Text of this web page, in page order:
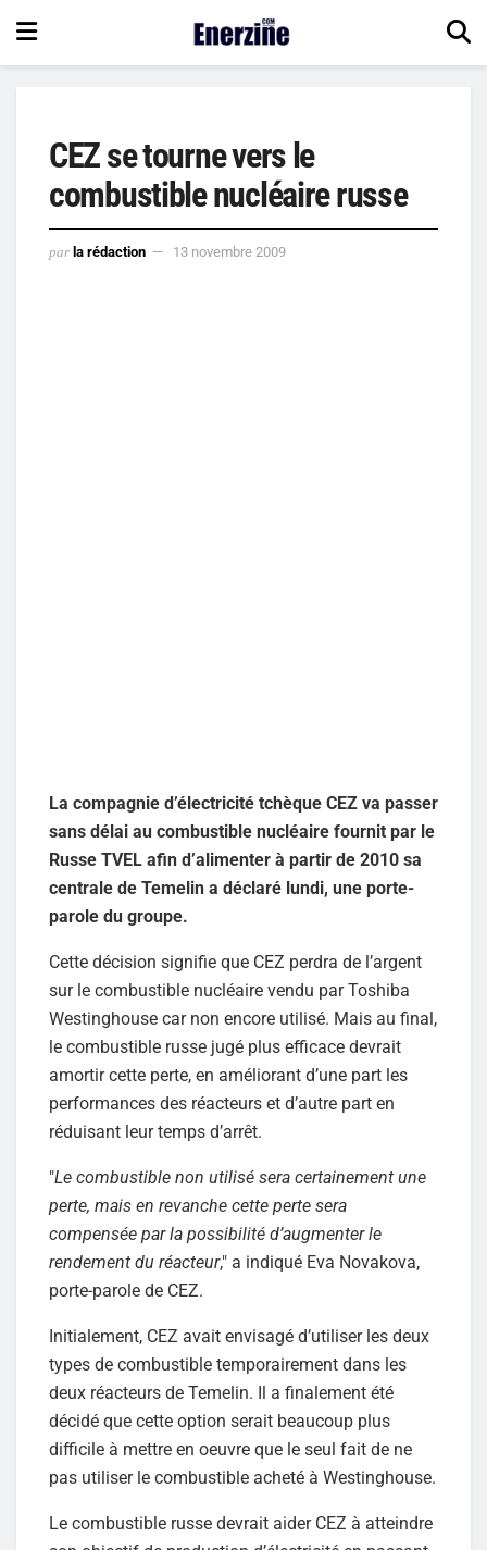
CEZ se tourne vers le
combustible nucléaire russe
par la rédaction 13 novembre 2009
La compagnie d’électricité tchèque CEZ va passer
sans délai au combustible nucléaire fournit par le
Russe TVEL afin d’alimenter à partir de 2010 sa
centrale de Temelin a déclaré lundi, une porte-
parole du groupe.
Cette décision signifie que CEZ perdra de l’argent
sur le combustible nucléaire vendu par Toshiba
Westinghouse car non encore utilisé. Mais au final,
le combustible russe jugé plus efficace devrait
amortir cette perte, en améliorant d’une part les
performances des réacteurs et d’autre part en
réduisant leur temps d’arrêt.
"Le combustible non utilisé sera certainement une
perte, mais en revanche cette perte sera
compensée par la possibilité d’augmenter le
rendement du réacteur," a indiqué Eva Novakova,
porte-parole de CEZ.
Initialement, CEZ avait envisagé d’utiliser les deux
types de combustible temporairement dans les
deux réacteurs de Temelin. Il a finalement été
décidé que cette option serait beaucoup plus
difficile à mettre en oeuvre que le seul fait de ne
pas utiliser le combustible acheté à Westinghouse.
Le combustible russe devrait aider CEZ à atteindre